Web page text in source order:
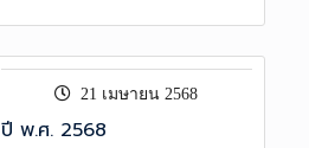
21 เมษายน 2568
ปี พ.ศ. 2568